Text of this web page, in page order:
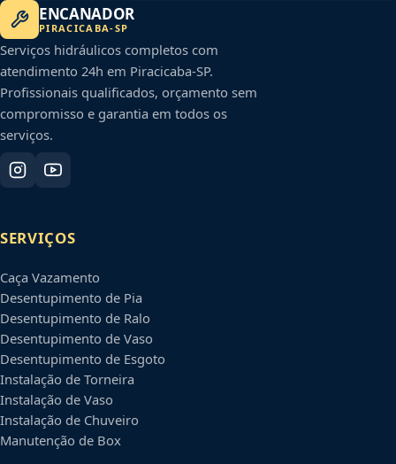
ENCANADOR
PIRACICABA-SP
Serviços hidráulicos completos com
atendimento 24h em Piracicaba-SP.
Profissionais qualificados, orçamento sem
compromisso e garantia em todos os
serviços.
SERVIÇOS
Caça Vazamento
Desentupimento de Pia
Desentupimento de Ralo
Desentupimento de Vaso
Desentupimento de Esgoto
Instalação de Torneira
Instalação de Vaso
Instalação de Chuveiro
Manutenção de Box